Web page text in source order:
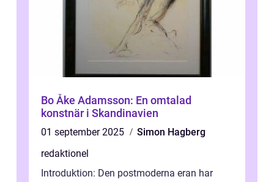
Bo Åke Adamsson: En omtalad
konstnär i Skandinavien
01 september 2025
Simon Hagberg
redaktionel
Introduktion: Den postmoderna eran har